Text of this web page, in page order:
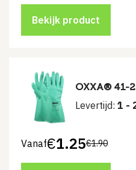
Bekijk product
OXXA® 41-
Levertijd: 1 -
Vanaf €1.90
€1.25